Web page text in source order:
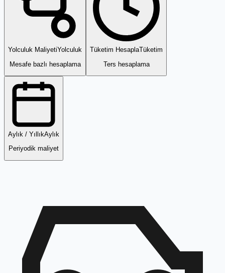
Yolculuk MaliyetiYolculuk
Mesafe bazlı hesaplama
Tüketim HesaplaTüketim
Ters hesaplama
Aylık / YıllıkAylık
Periyodik maliyet